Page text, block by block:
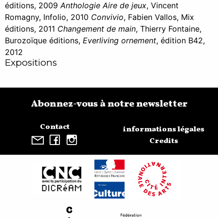
éditions, 2009Anthologie Aire de jeux, Vincent
Romagny, Infolio, 2010 Convivio, Fabien Vallos, Mix
éditions, 2011 Changement de main, Thierry Fontaine,
Burozoïque éditions, Everliving ornement, édition B42,
2012
Expositions
Contact
Abonnez-vous à notre newsletter
informations légales
Credits